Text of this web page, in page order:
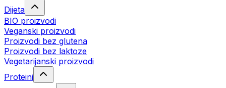
Dijeta
BIO proizvodi
Veganski proizvodi
Proizvodi bez glutena
Proizvodi bez laktoze
Vegetarijanski proizvodi
Proteini